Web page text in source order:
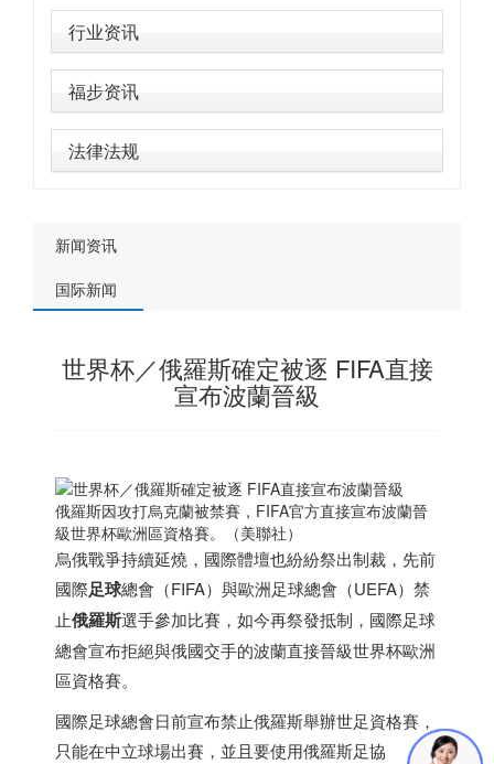
行业资讯
福步资讯
法律法规
新闻资讯
国际新闻
世界杯／俄羅斯確定被逐 FIFA直接
宣布波蘭晉級
俄羅斯因攻打烏克蘭被禁賽，FIFA官方直接宣布波蘭晉
級世界杯歐洲區資格賽。（美聯社）
烏俄戰爭持續延燒，國際體壇也紛紛祭出制裁，先前
國際足球總會（FIFA）與歐洲足球總會（UEFA）禁
止俄羅斯選手參加比賽，如今再祭發抵制，國際足球
總會宣布拒絕與俄國交手的波蘭直接晉級世界杯歐洲
區資格賽。
國際足球總會日前宣布禁止俄羅斯舉辦世足資格賽，
只能在中立球場出賽，並且要使用俄羅斯足協